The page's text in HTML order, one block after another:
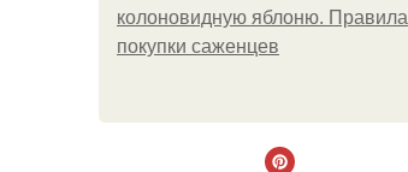
колоновидную яблоню. Правила
покупки саженцев